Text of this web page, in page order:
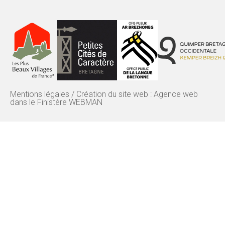
Mentions légales / Création du site web : Agence web
dans le Finistère WEBMAN